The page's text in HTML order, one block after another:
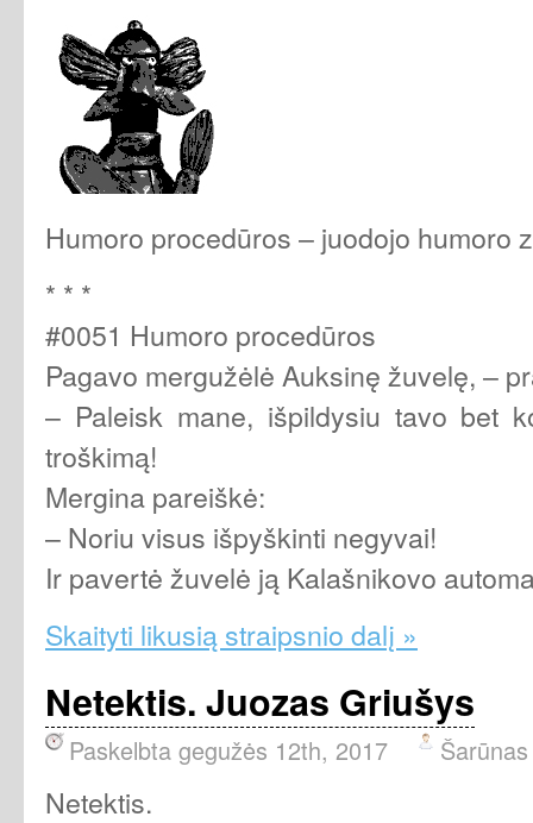
Humoro procedūros – juodojo humoro
* * *
#0051 Humoro procedūros
Pagavo mergužėlė Auksinę žuvelę, –
– Paleisk mane, išpildysiu tavo bet
troškimą!
Mergina pareiškė:
– Noriu visus išpyškinti negyvai!
Ir pavertė žuvelė ją Kalašnikovo
Skaityti likusią straipsnio dalį »
Netektis. Juozas Griušys
Paskelbta gegužės 12th, 2017 Šarūnas
Netektis.